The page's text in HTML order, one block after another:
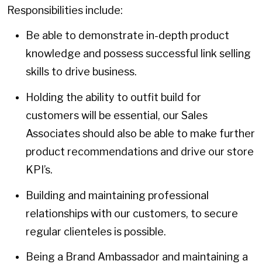
Responsibilities include:
Be able to demonstrate in-depth product
knowledge and possess successful link selling
skills to drive business.
Holding the ability to outfit build for
customers will be essential, our Sales
Associates should also be able to make further
product recommendations and drive our store
KPI’s.
Building and maintaining professional
relationships with our customers, to secure
regular clienteles is possible.
Being a Brand Ambassador and maintaining a